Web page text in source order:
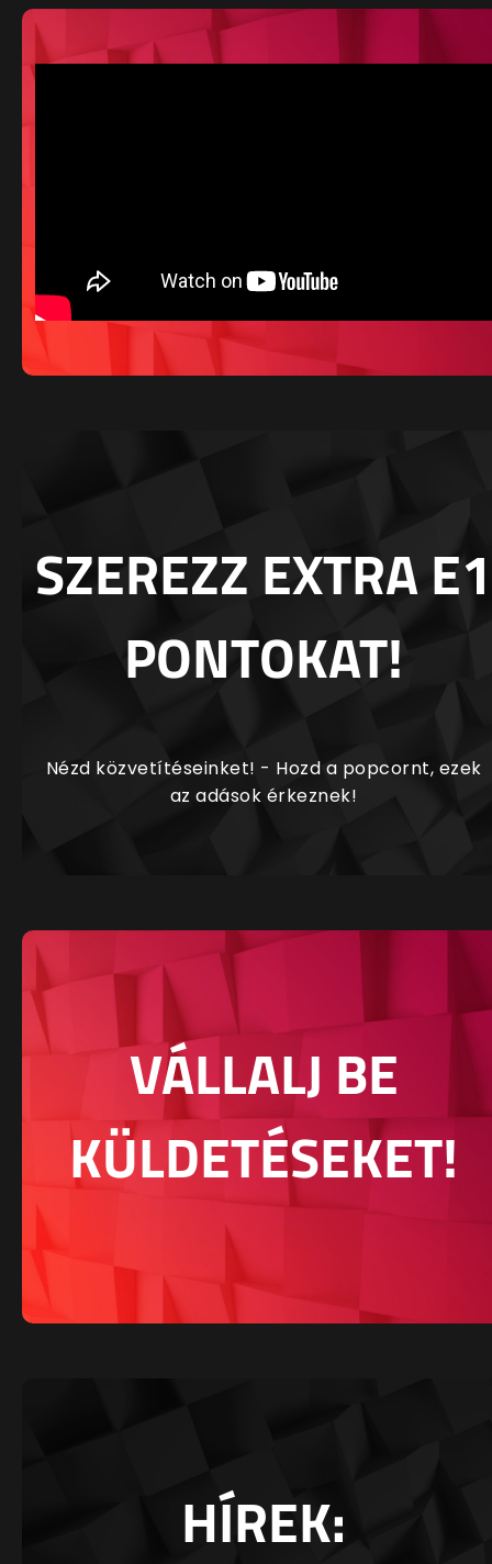
SZEREZZ EXTRA E1
PONTOKAT!
Nézd közvetítéseinket! - Hozd a popcornt, ezek
az adások érkeznek!
VÁLLALJ BE
KÜLDETÉSEKET!
HÍREK: